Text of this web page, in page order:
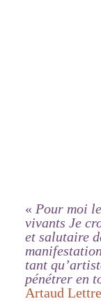
« Pour moi
vivants Je
et salutaire
tant
pénétrer en
Artaud